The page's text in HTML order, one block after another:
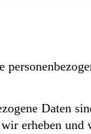
Daten
erheben